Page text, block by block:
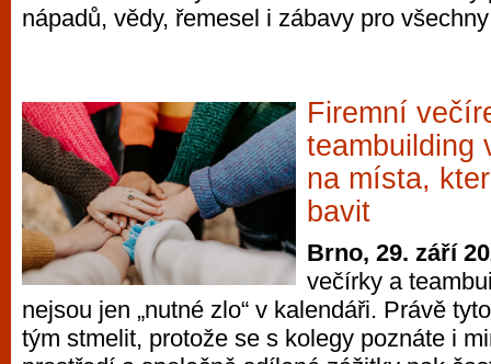
nápadů, vědy, řemesel i zábavy pro
Firemní
teambuilding
na místa,
bavit
Brno, 29. září
večírky a
nejsou jen „nutné zlo“ v kalendáři. Právě
tým stmelit, protože se s kolegy poznáte i